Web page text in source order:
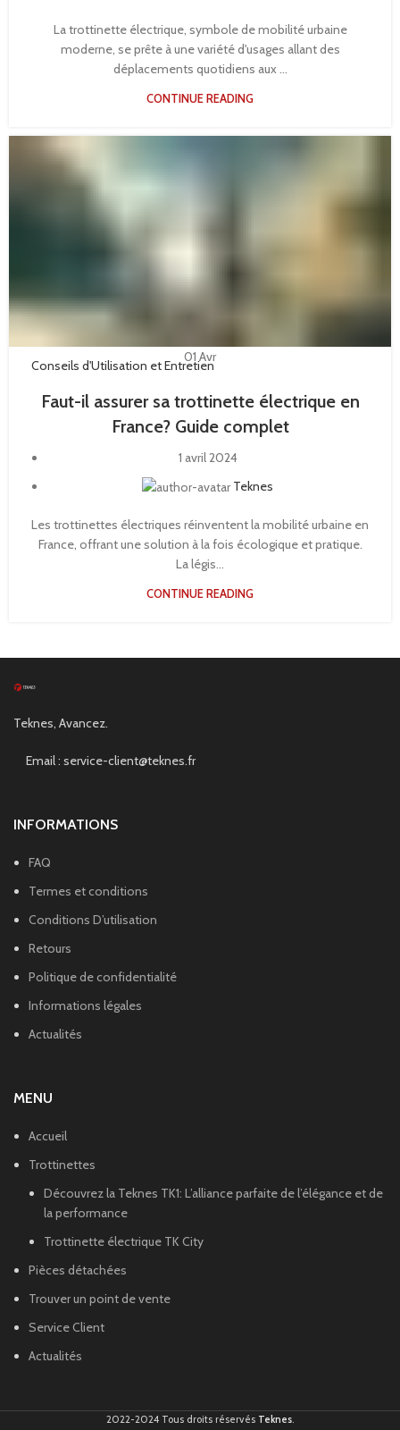
La trottinette électrique, symbole de mobilité urbaine
moderne, se prête à une variété d'usages allant des
déplacements quotidiens aux ...
CONTINUE READING
01 Avr
Conseils d'Utilisation et Entretien
Faut-il assurer sa trottinette électrique en
France? Guide complet
1 avril 2024
Teknes
Les trottinettes électriques réinventent la mobilité urbaine en
France, offrant une solution à la fois écologique et pratique.
La légis...
CONTINUE READING
Teknes, Avancez.
Email : service-client@teknes.fr
INFORMATIONS
FAQ
Termes et conditions
Conditions D’utilisation
Retours
Politique de confidentialité
Informations légales
Actualités
MENU
Accueil
Trottinettes
Découvrez la Teknes TK1: L’alliance parfaite de l’élégance et de
la performance
Trottinette électrique TK City
Pièces détachées
Trouver un point de vente
Service Client
Actualités
2022-2024 Tous droits réservés Teknes.